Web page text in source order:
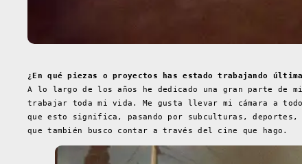
¿En qué piezas o proyectos has estado trabajando
A lo largo de los años he dedicado una gran parte de
trabajar toda mi vida. Me gusta llevar mi cámara a
que esto significa, pasando por subculturas,
que también busco contar a través del cine que hago.